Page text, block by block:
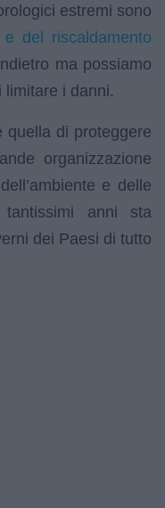
estremi sono
del riscaldamento
ma possiamo
i danni.
quella di proteggere
organizzazione
e delle
anni sta
dei Paesi di tutto